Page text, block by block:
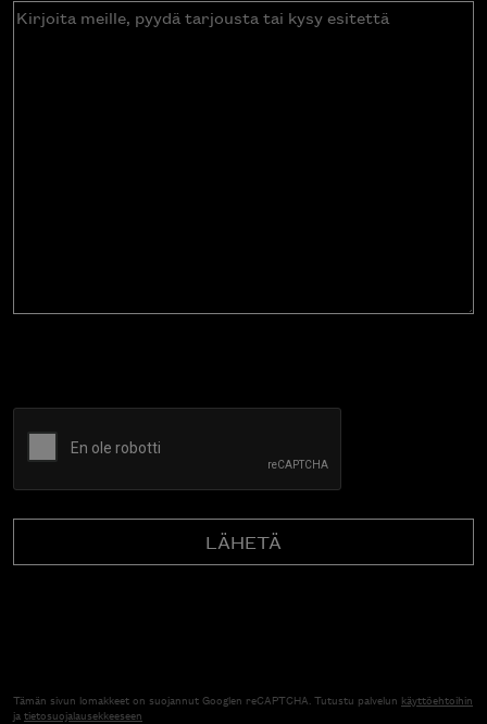
Kirjoita
Tämän sivun lomakkeet on suojannut Googlen reCAPTCHA. Tutustu palvelun käyttöehtoihin
jatietosuojalausekkeeseen